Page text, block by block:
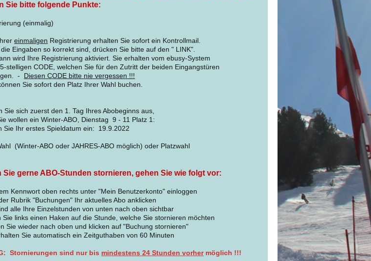
Sie bitte folgende Punkte:
(einmalig)
einmaligen Registrierung erhalten Sie sofort ein Kontrollmail.
Eingaben so korrekt sind, drücken Sie bitte auf den " LINK".
wird Ihre Registrierung aktiviert. Sie erhalten vom ebusy-System
CODE, welchen Sie für den Zutritt der beiden Eingangstüren
- Diesen CODE bitte nie vergessen !!!
Sie sofort den Platz Ihrer Wahl buchen.
Sie sich zuerst den 1. Tag Ihres Abobeginns aus,
ein Winter-ABO, Dienstag 9 - 11 Platz 1:
Ihr erstes Spieldatum ein: 19.9.2022
(Winter-ABO oder JAHRES-ABO möglich) oder Platzwahl
Sie gerne ABO-Stunden stornieren, gehen Sie wie folgt vor:
Kennwort oben rechts unter "Mein Benutzerkonto" einloggen
Rubrik "Buchungen" Ihr aktuelles Abo anklicken
alle Ihre Einzelstunden von unten nach oben sichtbar
links einen Haken auf die Stunde, welche Sie stornieren möchten
Sie wieder nach oben und klicken auf "Buchung stornieren"
Sie automatisch ein Zeitguthaben von 60 Minuten
Stornierungen sind nur bis mindestens 24 Stunden vorhermöglich !!!